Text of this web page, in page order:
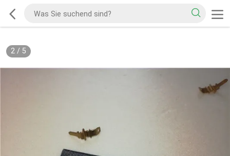
2/ 5